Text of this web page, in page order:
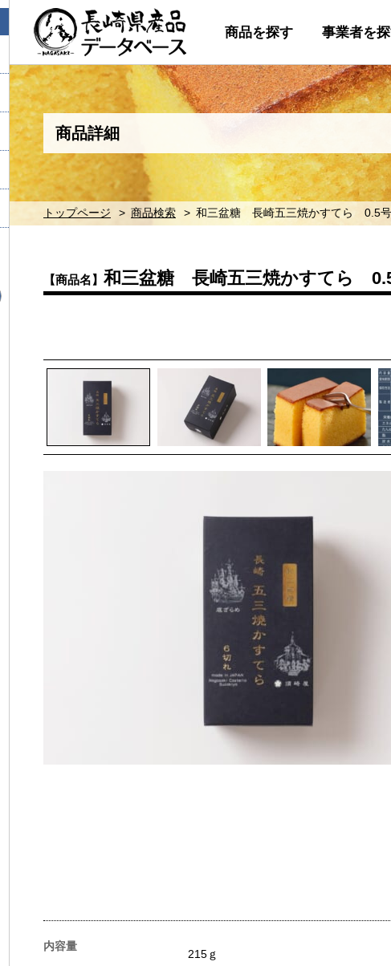
商品を探す 事業者を
商品詳細
トップページ 商品検索 和三盆糖 長崎五三焼かすてら 0.5号
【商品名】 和三盆糖 長崎五三焼かすてら
内容量
215ｇ